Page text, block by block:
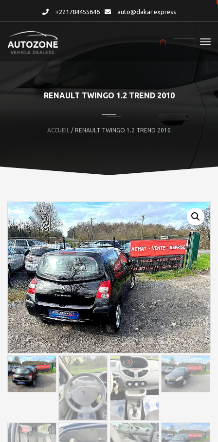
+221784455646 auto@dakar.express
RENAULT TWINGO 1.2 TREND 2010
ACCUEIL / RENAULT TWINGO 1.2 TREND 2010